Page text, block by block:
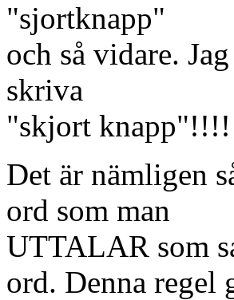
"sjortknapp"
och så vidare.
skriva
"skjort
Det är nämligen
ord som man
UTTALAR som
ord. Denna regel